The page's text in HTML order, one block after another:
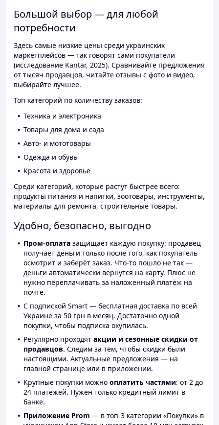
Большой выбор — для любой
потребности
Здесь самые низкие цены среди украинских
маркетплейсов — так говорят сами покупатели
(исследование Kantar, 2025). Сравнивайте предложения
от тысяч продавцов, читайте отзывы с фото и видео,
выбирайте лучшее.
Топ категорий по количеству заказов:
Техника и электроника
Товары для дома и сада
Авто- и мототовары
Одежда и обувь
Красота и здоровье
Среди категорий, которые растут быстрее всего:
продукты питания и напитки, зоотовары, инструменты,
материалы для ремонта, строительные товары.
Удобно, безопасно, выгодно
Пром-оплата защищает каждую покупку: продавец
получает деньги только после того, как покупатель
осмотрит и заберёт заказ. Что-то пошло не так —
деньги автоматически вернутся на карту. Плюс не
нужно переплачивать за наложенный платёж на
почте.
С подпиской Smart — бесплатная доставка по всей
Украине за 50 грн в месяц. Достаточно одной
покупки, чтобы подписка окупилась.
Регулярно проходят акции и сезонные скидки от
продавцов. Следим за тем, чтобы скидки были
настоящими. Актуальные предложения — на
главной странице или в приложении.
Крупные покупки можно оплатить частями: от 2 до
24 платежей. Нужен только кредитный лимит в
банке.
Приложение Prom — в топ-3 категории «Покупки» в